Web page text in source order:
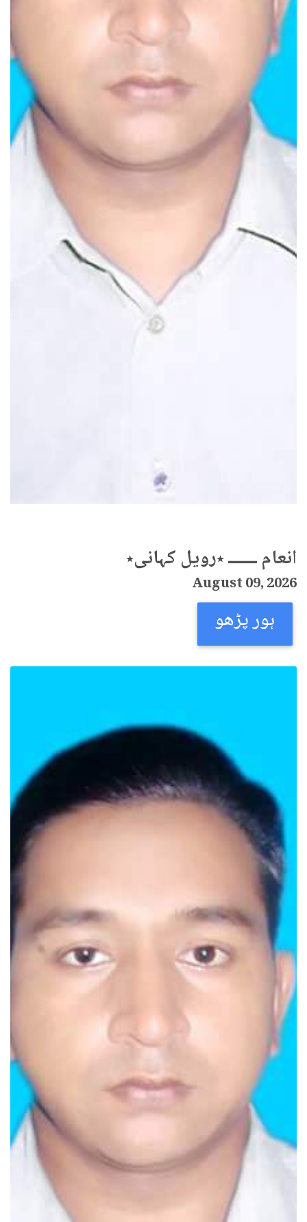
انعام ـــــــ ٭رویل کہانی٭
August 09, 2026
ہور پڑھو